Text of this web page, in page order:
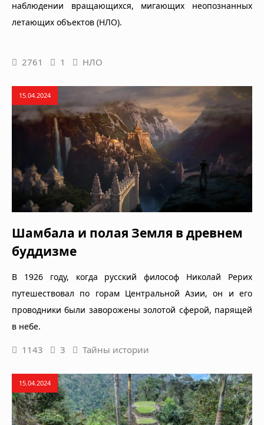
наблюдении вращающихся, мигающих неопознанных
летающих объектов (НЛО).
2761 1 НЛО
15.04.2024
Шамбала и полая Земля в древнем
буддизме
В 1926 году, когда русский философ Николай Рерих
путешествовал по горам Центральной Азии, он и его
проводники были заворожены золотой сферой, парящей
в небе.
1143 3 Тайны истории
15.04.2024